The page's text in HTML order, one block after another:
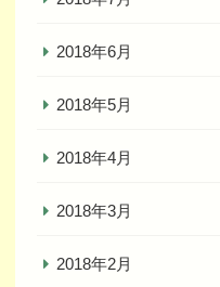
2018年6月
2018年5月
2018年4月
2018年3月
2018年2月